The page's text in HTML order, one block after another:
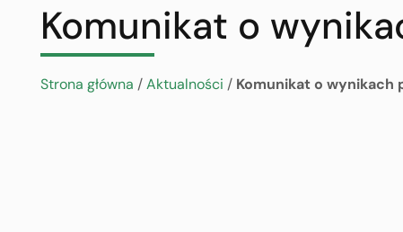
Komunikat o
Strona główna /Aktualności / Komunikat o wynikach